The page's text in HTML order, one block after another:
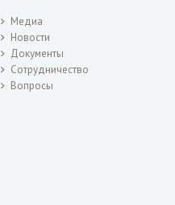
Медиа
Новости
Документы
Сотрудничество
Вопросы